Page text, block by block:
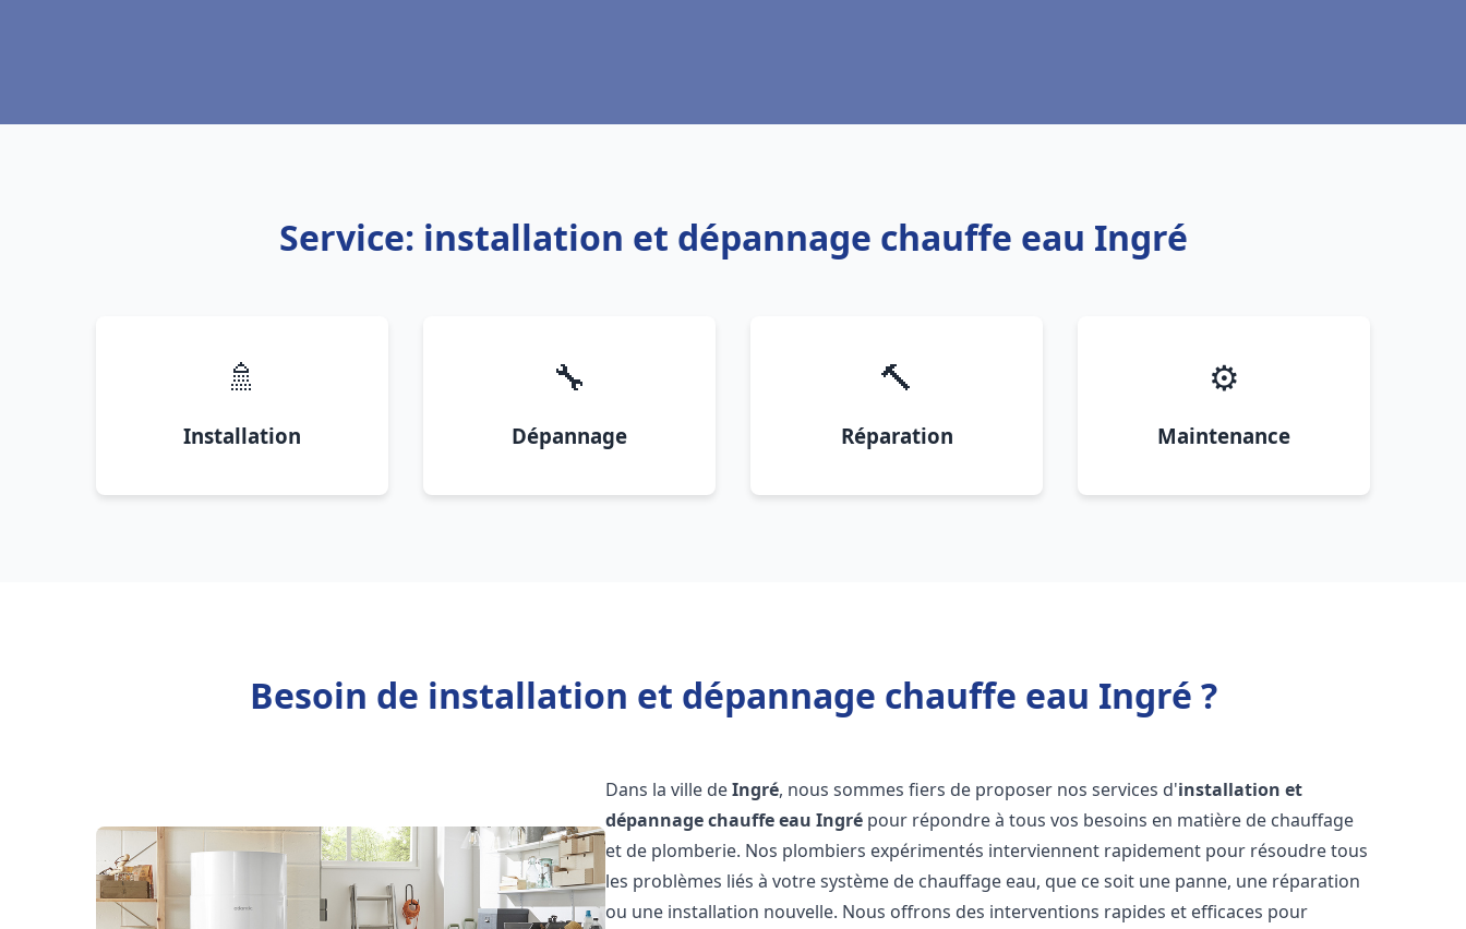
Service: installation et dépannage chauffe eau Ingré
🚿
Installation
🔧
Dépannage
🔨
Réparation
⚙️
Maintenance
Besoin de installation et dépannage chauffe eau Ingré ?
Dans la ville deIngré, nous sommes fiers de proposer nos services d'installation et
dépannage chauffe eau Ingré pour répondre à tous vos besoins en matière de chauffage
et de plomberie. Nos plombiers expérimentés interviennent rapidement pour résoudre tous
les problèmes liés à votre système de chauffage eau, que ce soit une panne, une réparation
ou une installation nouvelle. Nous offrons des interventions rapides et efficaces pour